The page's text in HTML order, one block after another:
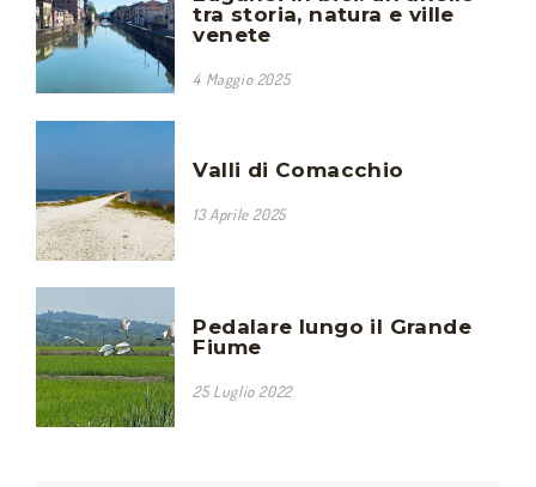
tra storia, natura e ville
venete
4 Maggio 2025
Valli di Comacchio
13 Aprile 2025
Pedalare lungo il Grande
Fiume
25 Luglio 2022